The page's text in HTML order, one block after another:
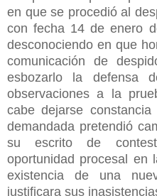
en que se procedió al
con fecha 14 de enero
desconociendo en que
comunicación de
esbozarlo la defensa
observaciones a la
cabe dejarse
demandada pretendió
su escrito de
oportunidad procesal
existencia de una
justificara sus